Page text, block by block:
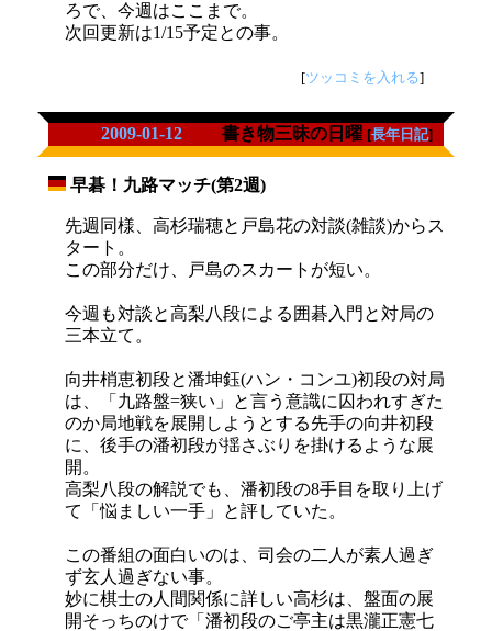
ろで、今週はここまで。
次回更新は1/15予定との事。
[ツッコミを入れる]
2009-01-12 書き物三昧の日曜 [長年日記]
早碁！九路マッチ(第2週)
先週同様、高杉瑞穂と戸島花の対談(雑談)からス
タート。
この部分だけ、戸島のスカートが短い。
今週も対談と高梨八段による囲碁入門と対局の
三本立て。
向井梢恵初段と潘坤鈺(ハン・コンユ)初段の対局
は、「九路盤=狭い」と言う意識に囚われすぎた
のか局地戦を展開しようとする先手の向井初段
に、後手の潘初段が揺さぶりを掛けるような展
開。
高梨八段の解説でも、潘初段の8手目を取り上げ
て「悩ましい一手」と評していた。
この番組の面白いのは、司会の二人が素人過ぎ
ず玄人過ぎない事。
妙に棋士の人間関係に詳しい高杉は、盤面の展
開そっちのけで「潘初段のご亭主は黒瀧正憲七